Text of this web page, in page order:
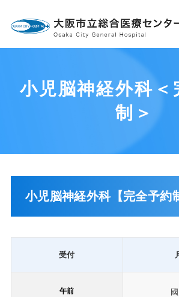
小児脳神経外科＜
制＞
小児脳神経外科【完全予約
受付
午前
紹介状をお持ちの方はこちら
再診の予約変更はこちら